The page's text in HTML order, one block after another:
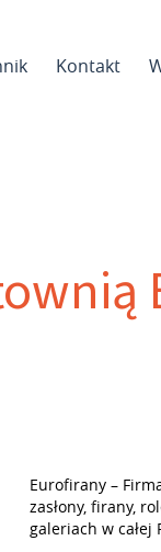
Kontakt
Eurofirany –
zasłony, firany,
galeriach w całej